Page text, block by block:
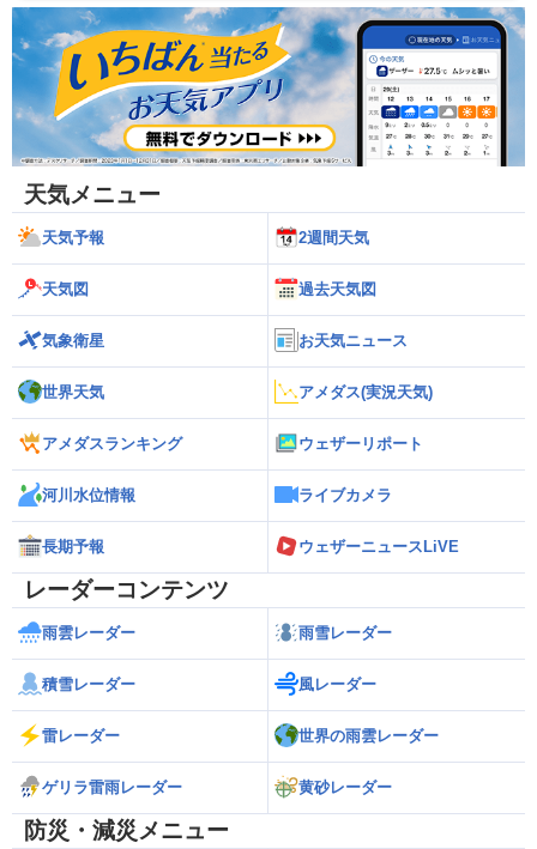
天気メニュー
天気予報 2週間天気
天気図 過去天気図
気象衛星 お天気ニュース
世界天気 アメダス(実況天気)
アメダスランキング ウェザーリポート
河川水位情報 ライブカメラ
長期予報 ウェザーニュースLiVE
レーダーコンテンツ
雨雲レーダー 雨雪レーダー
積雪レーダー 風レーダー
雷レーダー 世界の雨雲レーダー
ゲリラ雷雨レーダー 黄砂レーダー
防災・減災メニュー